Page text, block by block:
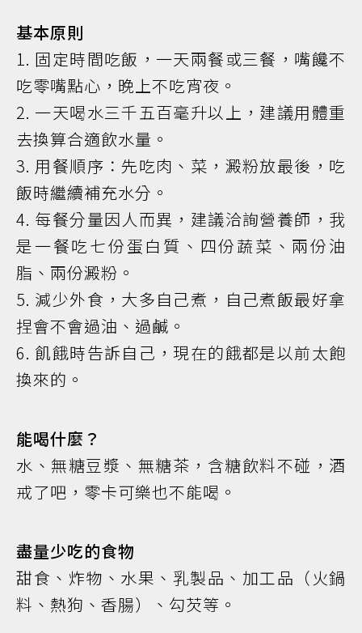
基本原則
1. 固定時間吃飯，一天兩餐或三餐，嘴饞不
吃零嘴點心，晚上不吃宵夜。
2. 一天喝水三千五百毫升以上，建議用體重
去換算合適飲水量。
3. 用餐順序：先吃肉、菜，澱粉放最後，吃
飯時繼續補充水分。
4. 每餐分量因人而異，建議洽詢營養師，我
是一餐吃七份蛋白質、四份蔬菜、兩份油
脂、兩份澱粉。
5. 減少外食，大多自己煮，自己煮飯最好拿
捏會不會過油、過鹹。
6. 飢餓時告訴自己，現在的餓都是以前太飽
換來的。
能喝什麼？
水、無糖豆漿、無糖茶，含糖飲料不碰，酒
戒了吧，零卡可樂也不能喝。
盡量少吃的食物
甜食、炸物、水果、乳製品、加工品（火鍋
料、熱狗、香腸）、勾芡等。